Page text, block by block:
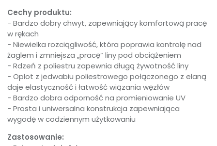
Cechy produktu:
- Bardzo dobry chwyt, zapewniający komfortową pracę
w rękach
- Niewielka rozciągliwość, która poprawia kontrolę nad
żaglem i zmniejsza „pracę” liny pod obciążeniem
- Rdzeń z poliestru zapewnia długą żywotność liny
- Oplot z jedwabiu poliestrowego połączonego z elaną
daje elastyczność i łatwość wiązania węzłów
- Bardzo dobra odporność na promieniowanie UV
- Prosta i uniwersalna konstrukcja zapewniająca
wygodę w codziennym użytkowaniu
Zastosowanie:
7 dniach produktem interesuje się8osób.